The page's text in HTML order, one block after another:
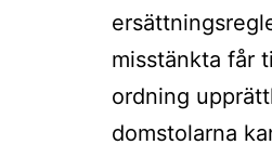
misstänkta får
ordning
domstolarna